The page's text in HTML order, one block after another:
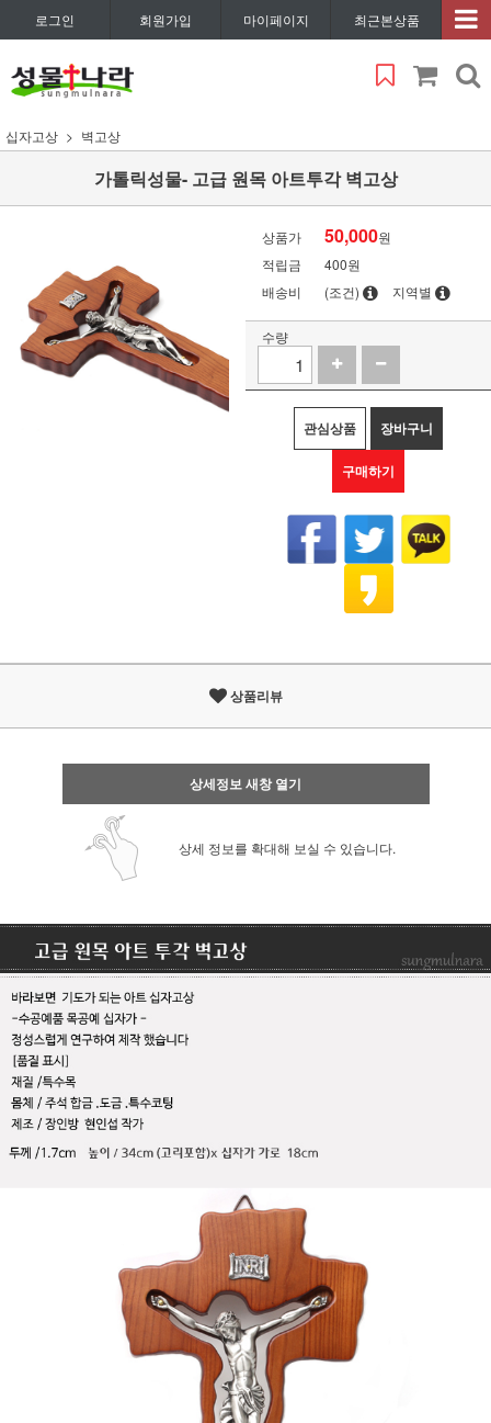
로그인 회원가입 마이페이지 최근본상품
십자고상 벽고상
가톨릭성물- 고급 원목 아트투각 벽고상
상품가 50,000원
적립금
400원
배송비
(조건) 지역별
수량
관심상품 장바구니
구매하기
상품리뷰
상세정보 새창 열기
상세 정보를 확대해 보실 수 있습니다.